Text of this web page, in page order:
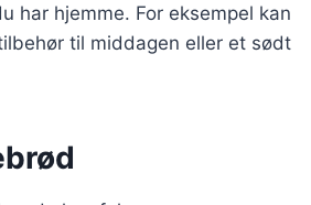
har hjemme. For eksempel kan
til middagen eller et sødt